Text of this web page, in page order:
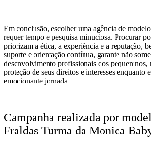
Em conclusão, escolher uma agência de
requer tempo e pesquisa minuciosa. Procurar
priorizam a ética, a experiência e a reputação,
suporte e orientação contínua, garante não
desenvolvimento profissionais dos pequeninos,
proteção de seus direitos e interesses enquanto
emocionante jornada.
Campanha realizada por
Fraldas Turma da Monica